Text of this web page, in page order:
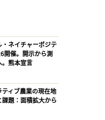
・ネイチャーポジテ
開催。開示から測
熊本宣言
ティブ農業の現在地
題：面積拡大から